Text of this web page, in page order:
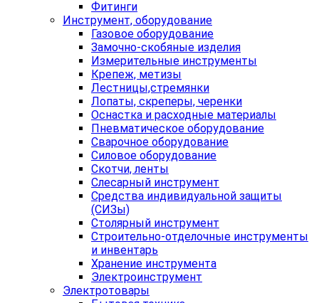
Фитинги
Инструмент, оборудование
Газовое оборудование
Замочно-скобяные изделия
Измерительные инструменты
Крепеж, метизы
Лестницы,стремянки
Лопаты, скреперы, черенки
Оснастка и расходные материалы
Пневматическое оборудование
Сварочное оборудование
Силовое оборудование
Скотчи, ленты
Слесарный инструмент
Средства индивидуальной защиты
(СИЗы)
Столярный инструмент
Строительно-отделочные инструменты
и инвентарь
Хранение инструмента
Электроинструмент
Электротовары